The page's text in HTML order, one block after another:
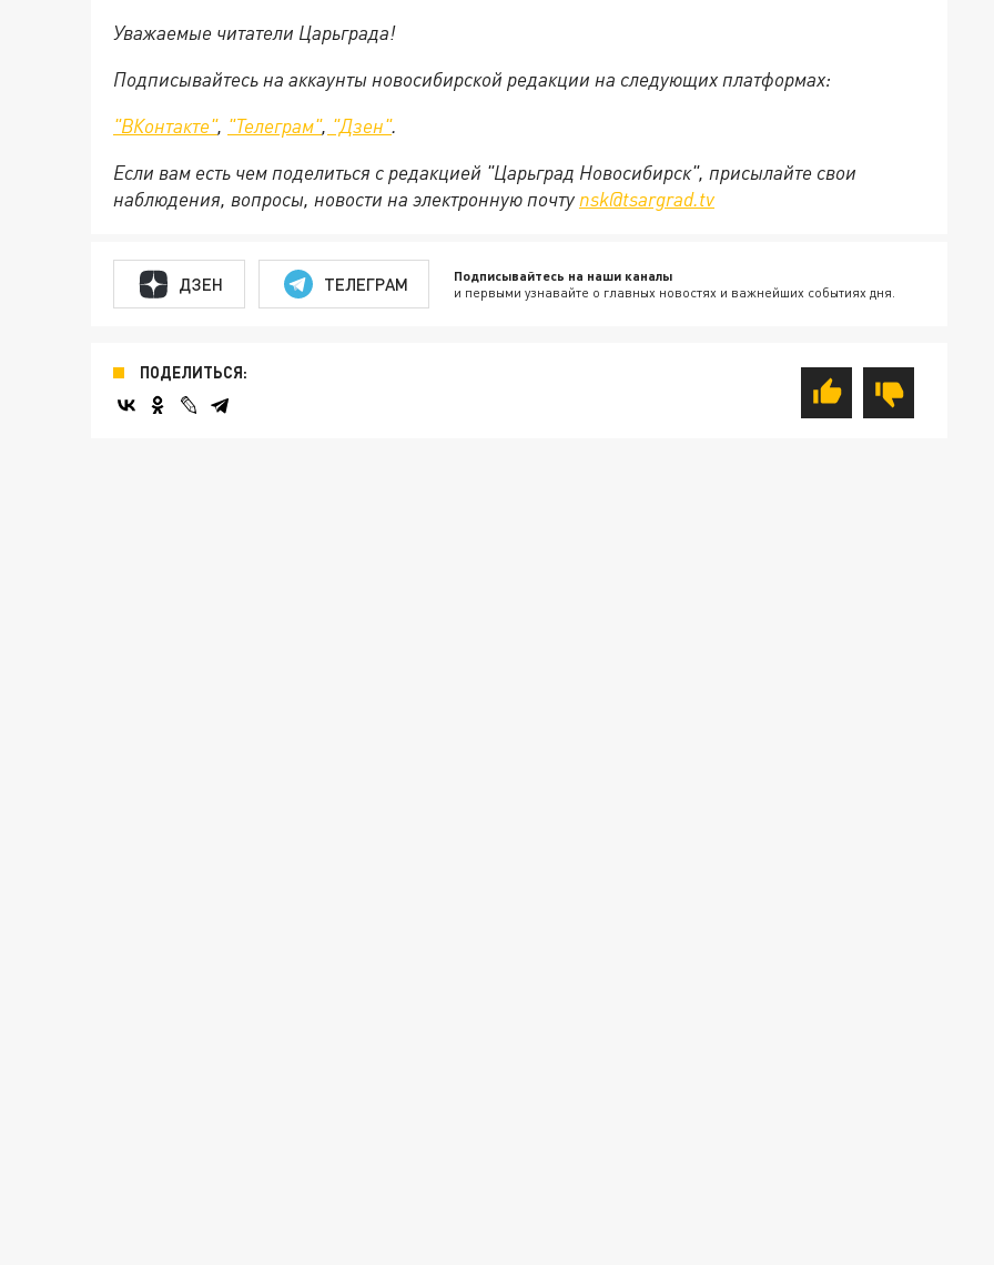
Уважаемые читатели Царьграда!
Подписывайтесь на аккаунты новосибирской редакции на следующих платформах:
"ВКонтакте", "Телеграм", "Дзен".
Если вам есть чем поделиться с редакцией "Царьград Новосибирск", присылайте свои
наблюдения, вопросы, новости на электронную почту nsk@tsargrad.tv
ДЗЕН ТЕЛЕГРАМ Подписывайтесь на наши каналы
и первыми узнавайте о главных новостях и важнейших событиях дня.
ПОДЕЛИТЬСЯ: